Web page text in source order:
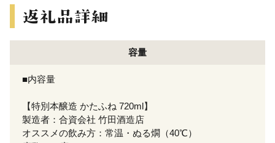
容量
■内容量
【特別本醸造 かたふね 720ml】
製造者：合資会社 竹田酒造店
オススメの飲み方：常温・ぬる燗（40℃）